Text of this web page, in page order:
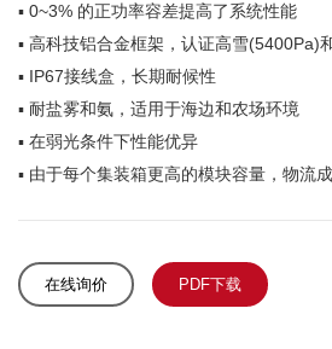
▪ 0~3% 的正功率容差提高了系统性能
▪ 高科技铝合金框架，认证高雪(5400Pa)
▪ IP67接线盒，长期耐候性
▪ 耐盐雾和氨，适用于海边和农场环境
▪ 在弱光条件下性能优异
▪ 由于每个集装箱更高的模块容量，物流
在线询价 PDF下载